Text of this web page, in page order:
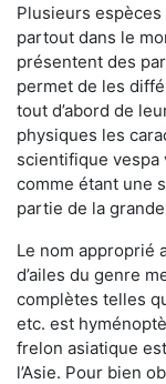
Plusieurs
partout dans le
présentent des
permet de les
tout d’abord de
physiques les
scientifique vespa
comme étant une
partie de la
Le nom approprié
d’ailes du genre
complètes telles
etc. est
frelon asiatique
l’Asie. Pour bien